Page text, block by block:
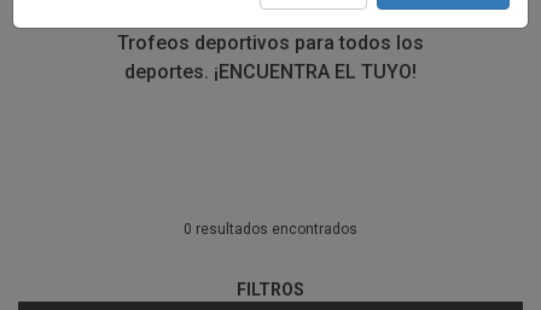
filtros por deporte, material y precio del trofeo.
Trofeos deportivos para todos los
deportes. ¡ENCUENTRA EL TUYO!
0 resultados encontrados
FILTROS